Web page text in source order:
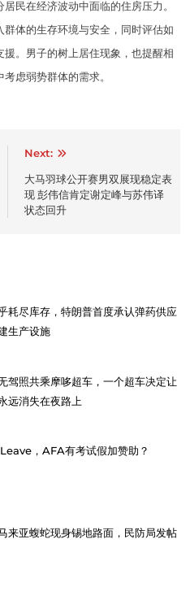
民在经济波动中面临的住房压力。
体的生存环境与安全，同时评估如
。男子的树上居住现象，也提醒相
虑弱势群体的需求。
Next:
大马羽球公开赛男双展现稳定表
现 彭伟信肯定谢定峰与苏伟译
状态回升
耗尽库存，特朗普首度承认弹药供应
生产设施
驾照共乘摩哆超车，一个超车决定让
远消失在夜路上
，AFA有考试假加赞助？
来亚蝮蛇现身锡地路面，民防局发帖